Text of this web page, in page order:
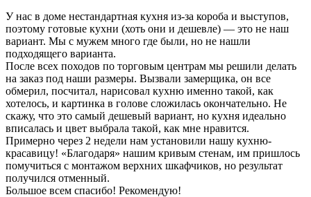
У нас в доме нестандартная кухня из-за короба и выступов,
поэтому готовые кухни (хоть они и дешевле) — это не наш
вариант. Мы с мужем много где были, но не нашли
подходящего варианта.
После всех походов по торговым центрам мы решили делать
на заказ под наши размеры. Вызвали замерщика, он все
обмерил, посчитал, нарисовал кухню именно такой, как
хотелось, и картинка в голове сложилась окончательно. Не
скажу, что это самый дешевый вариант, но кухня идеально
вписалась и цвет выбрала такой, как мне нравится.
Примерно через 2 недели нам установили нашу кухню-
красавицу! «Благодаря» нашим кривым стенам, им пришлось
помучиться с монтажом верхних шкафчиков, но результат
получился отменный.
Большое всем спасибо! Рекомендую!